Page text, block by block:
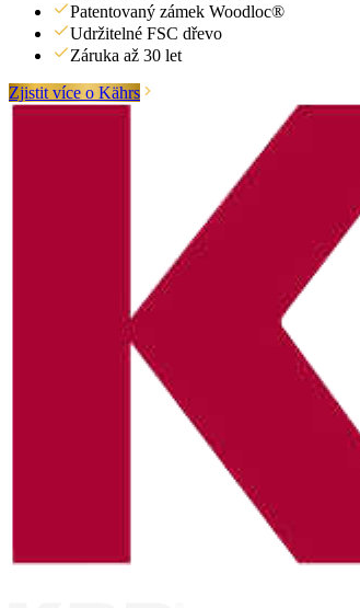
Patentovaný zámek Woodloc®
Udržitelné FSC dřevo
Záruka až 30 let
Zjistit více o Kährs